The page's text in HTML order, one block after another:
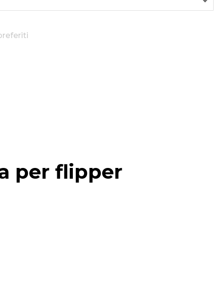
per flipper